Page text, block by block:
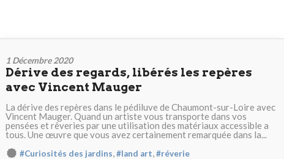
1 Décembre 2020
Dérive des regards, libérés les repères
avec Vincent Mauger
La dérive des repères dans le pédiluve de Chaumont-sur-Loire avec
Vincent Mauger. Quand un artiste vous transporte dans vos
pensées et rêveries par une utilisation des matériaux accessible a
tous. Une œuvre que vous avez certainement remarquée dans la...
#Curiosités des jardins,#land art,#réverie